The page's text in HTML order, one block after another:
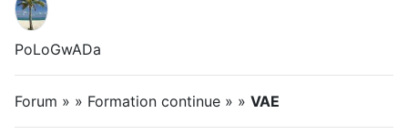
PoLoGwADa
Forum » » Formation continue » » VAE